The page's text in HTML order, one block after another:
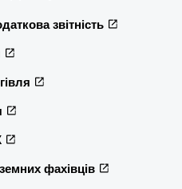
звітність
фахівців